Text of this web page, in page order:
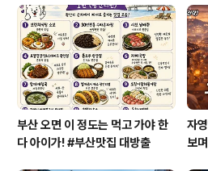
안하신 분인데요. 라는 주제로 어떻게 보다 효과
서법 역량을 향상 시킬 수 있을지에 대해 독서
워보고자 합니다. 어디에서도 듣기 힘든 현장형
큼 꼭 자리해서 멋진 강연도 들으시고..
부산 오면 이 정도는 먹고 가야 한
다 아이가! #부산맛집 대방출
자
보